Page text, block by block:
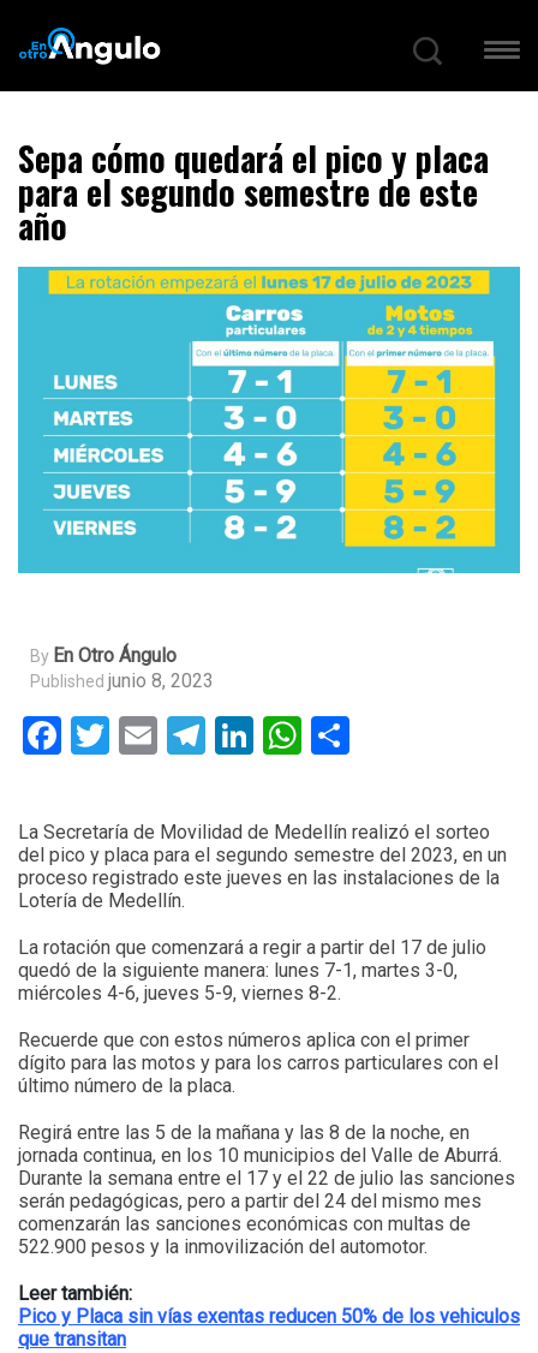
Sepa cómo quedará el pico y placa
para el segundo semestre de este
año
By En Otro Ángulo
Published junio 8, 2023
Facebook
Twitter
EmailTelegram
LinkedIn
WhatsApp
La Secretaría de Movilidad de Medellín realizó el sorteo
del pico y placa para el segundo semestre del 2023, en un
proceso registrado este jueves en las instalaciones de la
Lotería de Medellín.
La rotación que comenzará a regir a partir del 17 de julio
quedó de la siguiente manera: lunes 7-1, martes 3-0,
miércoles 4-6, jueves 5-9, viernes 8-2.
Recuerde que con estos números aplica con el primer
dígito para las motos y para los carros particulares con el
último número de la placa.
Regirá entre las 5 de la mañana y las 8 de la noche, en
jornada continua, en los 10 municipios del Valle de Aburrá.
Durante la semana entre el 17 y el 22 de julio las sanciones
serán pedagógicas, pero a partir del 24 del mismo mes
comenzarán las sanciones económicas con multas de
522.900 pesos y la inmovilización del automotor.
Leer también:
Pico y Placa sin vías exentas reducen 50% de los vehiculos
que transitan